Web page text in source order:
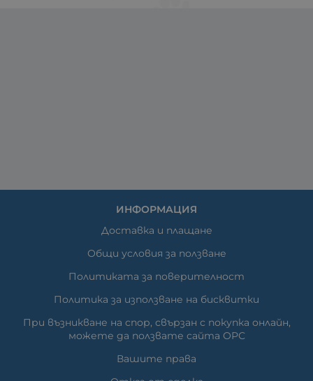
ИНФОРМАЦИЯ
Доставка и плащане
Общи условия за ползване
Политиката за поверителност
Политика за използване на бисквитки
При възникване на спор, свързан с покупка онлайн,
можете да ползвате сайта ОРС
Вашите права